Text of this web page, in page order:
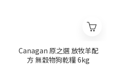
Canagan 原之選 放牧羊配
方 無穀物狗乾糧 6kg